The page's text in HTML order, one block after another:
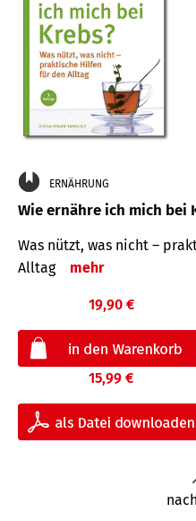
ERNÄHRUNG
Wie ernähre ich mich bei
Was nützt, was nicht –
Alltag
mehr
19,90 €
15,99 €